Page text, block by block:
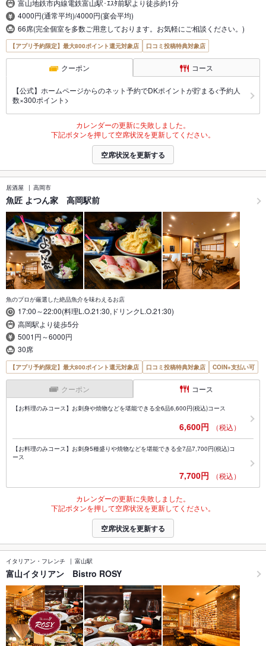
富山地鉄市内線電鉄富山駅･ｴｽﾀ前駅より徒歩約1分
4000円(通常平均)/4000円(宴会平均)
66席(完全個室を多数ご用意しております。お気軽にご相談ください。)
【アプリ予約限定】最大800ポイント還元対象店 口コミ投稿特典対象店
クーポン コース
【公式】ホームページからのネット予約でDKポイントが貯まる<予約人
数×300ポイント>
カレンダーの更新に失敗しました。
下記ボタンを押して空席状況を更新してください。
空席状況を更新する
居酒屋 高岡市
魚匠 よつん家 高岡駅前
魚のプロが厳選した絶品魚介を味わえるお店
17:00～22:00(料理L.O.21:30,ドリンクL.O.21:30)
高岡駅より徒歩5分
5001円～6000円
30席
【アプリ予約限定】最大800ポイント還元対象店 口コミ投稿特典対象店 COIN+支払い可
クーポン コース
【お料理のみコース】お刺身や焼物などを堪能できる全6品6,600円(税込)コース
6,600円 （税込）
【お料理のみコース】お刺身5種盛りや焼物などを堪能できる全7品7,700円(税込)コ
ース
7,700円 （税込）
カレンダーの更新に失敗しました。
下記ボタンを押して空席状況を更新してください。
空席状況を更新する
イタリアン・フレンチ 富山駅
富山イタリアン Bistro ROSY